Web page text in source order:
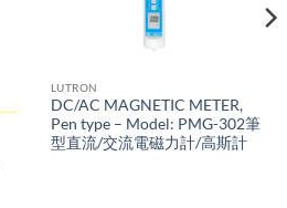
LUTRON
DC/AC MAGNETIC METER,
Pen type – Model: PMG-302筆
型直流/交流電磁力計/高斯計